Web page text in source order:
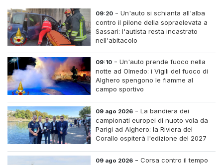
09:20 -Un'auto si schianta all'alba
contro il pilone della sopraelevata a
Sassari: l'autista resta incastrato
nell'abitacolo
09:10 -Un'auto prende fuoco nella
notte ad Olmedo: i Vigili del fuoco di
Alghero spengono le fiamme al
campo sportivo
09 ago 2026 -La bandiera dei
campionati europei di nuoto vola da
Parigi ad Alghero: la Riviera del
Corallo ospiterà l'edizione del 2027
09 ago 2026 -Corsa contro il tempo